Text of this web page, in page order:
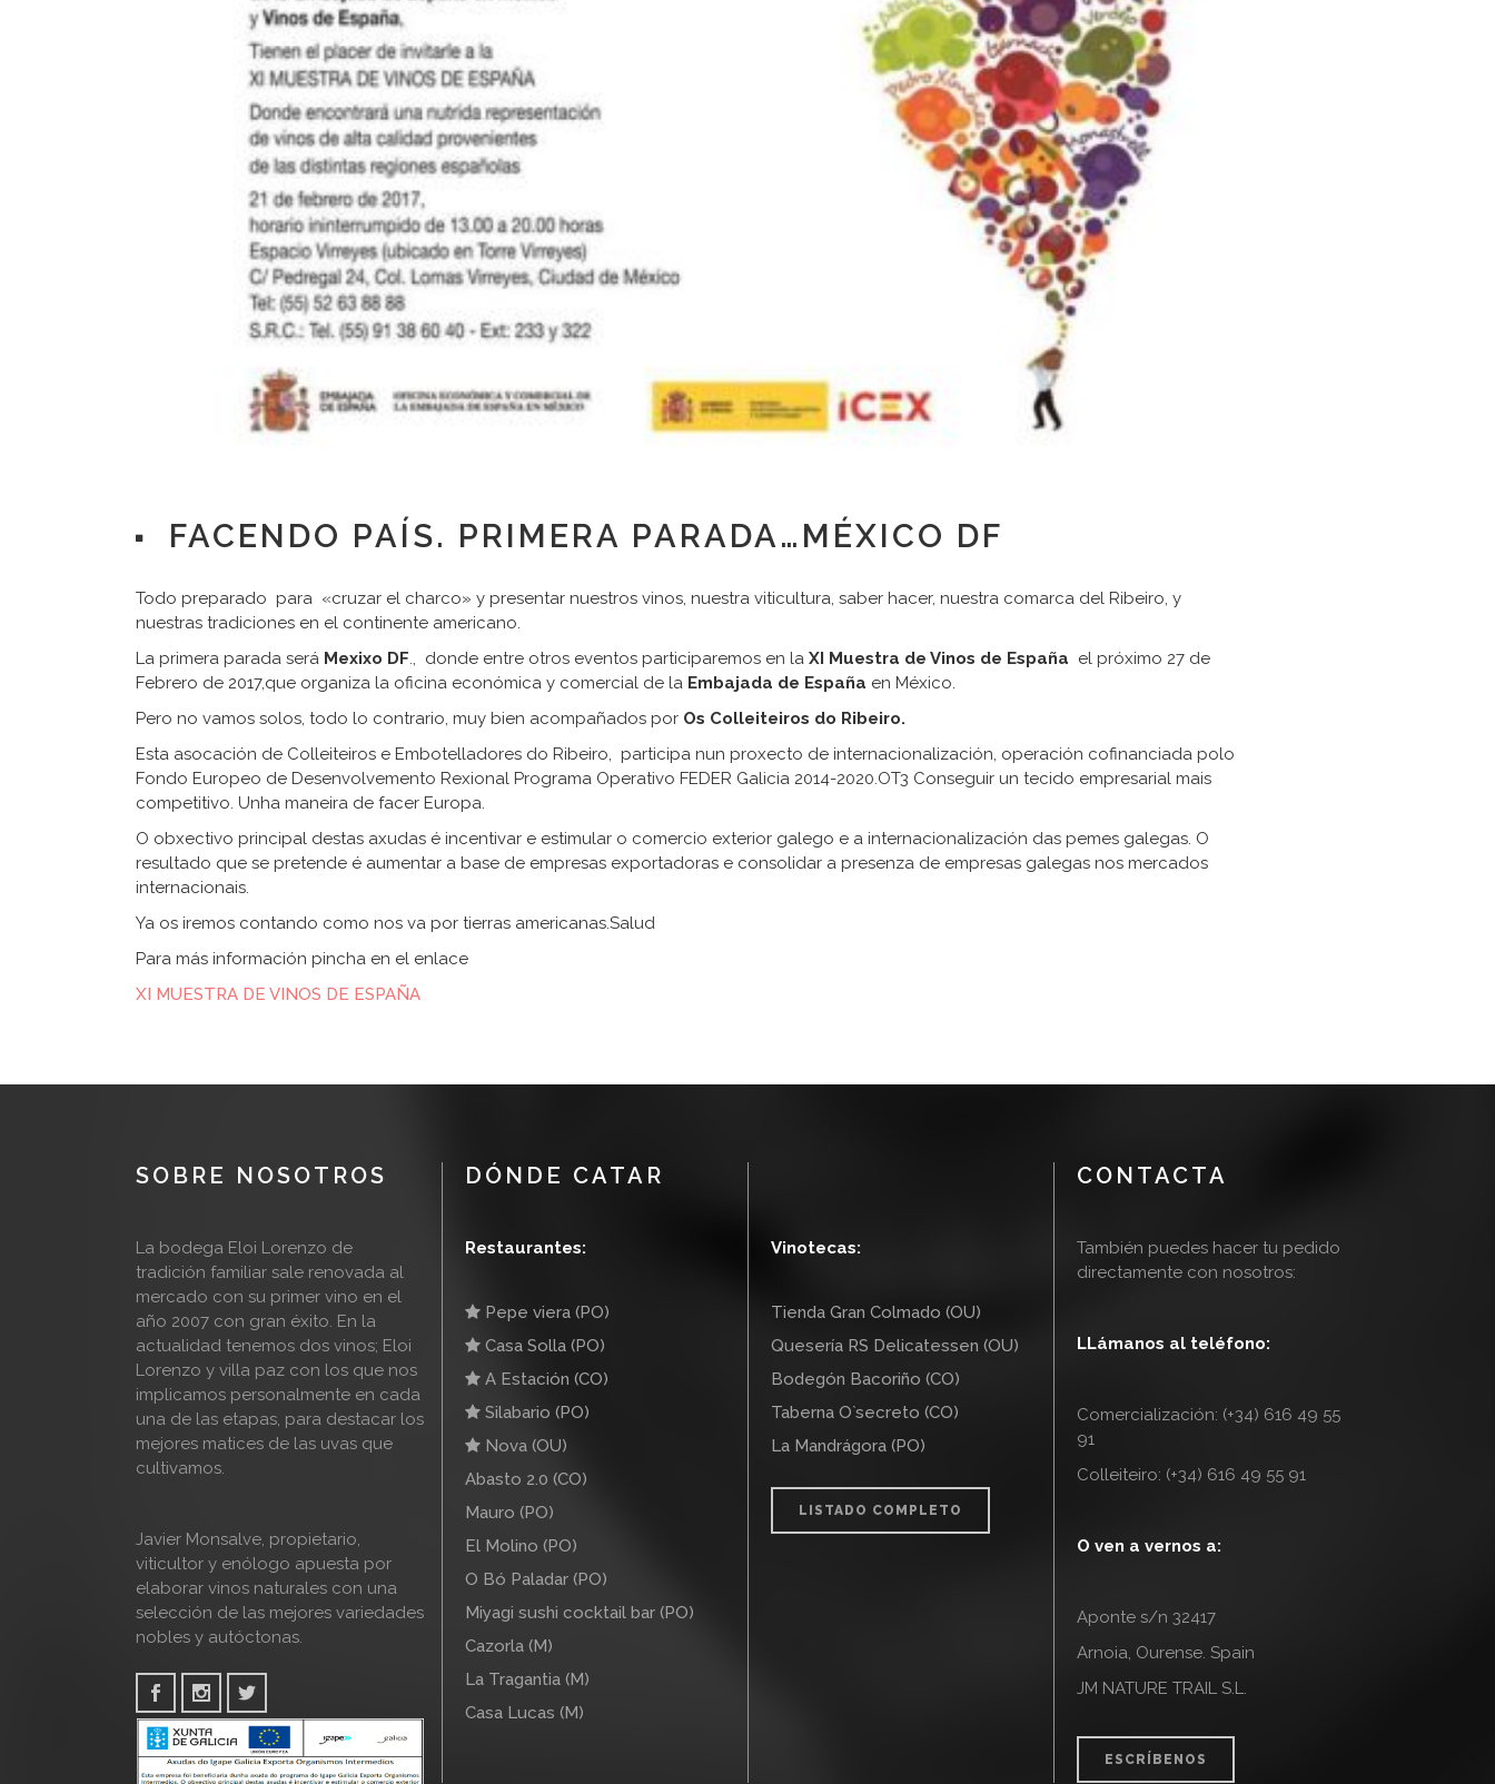
FACENDO PAÍS. PRIMERA PARADA…MÉXICO DF
Todo preparado para «cruzar el charco» y presentar nuestros vinos, nuestra viticultura, saber hacer, nuestra comarca del Ribeiro, y
nuestras tradiciones en el continente americano.
La primera parada será Mexixo DF., donde entre otros eventos participaremos en la XI Muestra de Vinos de España el próximo 27 de
Febrero de 2017,que organiza la oficina económica y comercial de la Embajada de España en México.
Pero no vamos solos, todo lo contrario, muy bien acompañados por Os Colleiteiros do Ribeiro.
Esta asocación de Colleiteiros e Embotelladores do Ribeiro, participa nun proxecto de internacionalización, operación cofinanciada polo
Fondo Europeo de Desenvolvemento Rexional Programa Operativo FEDER Galicia 2014-2020.OT3 Conseguir un tecido empresarial mais
competitivo. Unha maneira de facer Europa.
O obxectivo principal destas axudas é incentivar e estimular o comercio exterior galego e a internacionalización das pemes galegas. O
resultado que se pretende é aumentar a base de empresas exportadoras e consolidar a presenza de empresas galegas nos mercados
internacionais.
Ya os iremos contando como nos va por tierras americanas.Salud
Para más información pincha en el enlace
XI MUESTRA DE VINOS DE ESPAÑA
SOBRE NOSOTROS
La bodega Eloi Lorenzo de
tradición familiar sale renovada al
mercado con su primer vino en el
año 2007 con gran éxito. En la
actualidad tenemos dos vinos; Eloi
Lorenzo y villa paz con los que nos
implicamos personalmente en cada
una de las etapas, para destacar los
mejores matices de las uvas que
cultivamos.
Javier Monsalve, propietario,
viticultor y enólogo apuesta por
elaborar vinos naturales con una
selección de las mejores variedades
nobles y autóctonas.
DÓNDE CATAR
Restaurantes:
Pepe viera (PO)
Casa Solla (PO)
A Estación (CO)
Silabario (PO)
Nova (OU)
Abasto 2.0 (CO)
Mauro (PO)
El Molino (PO)
O Bó Paladar (PO)
Miyagi sushi cocktail bar (PO)
Cazorla (M)
La Tragantia (M)
Casa Lucas (M)
Vinotecas:
Tienda Gran Colmado (OU)
Quesería RS Delicatessen (OU)
Bodegón Bacoriño (CO)
Taberna O`secreto (CO)
La Mandrágora (PO)
LISTADO COMPLETO
CONTACTA
También puedes hacer tu pedido
directamente con nosotros:
LLámanos al teléfono:
Comercialización: (+34) 616 49 55
91
Colleiteiro: (+34) 616 49 55 91
O ven a vernos a:
Aponte s/n 32417
Arnoia, Ourense. Spain
JM NATURE TRAIL S.L.
ESCRÍBENOS